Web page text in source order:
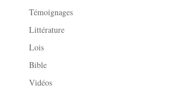
Témoignages
Littérature
Lois
Bible
Vidéos